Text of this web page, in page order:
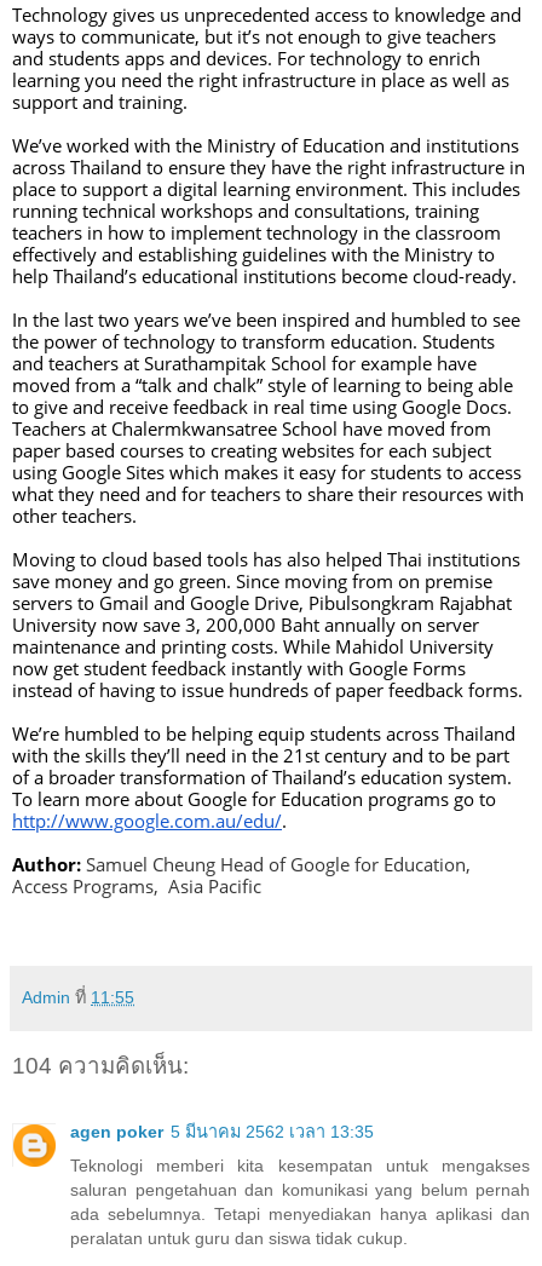
Technology gives us unprecedented access to knowledge and
ways to communicate, but it’s not enough to give teachers
and students apps and devices. For technology to enrich
learning you need the right infrastructure in place as well as
support and training.
We’ve worked with the Ministry of Education and institutions
across Thailand to ensure they have the right infrastructure in
place to support a digital learning environment. This includes
running technical workshops and consultations, training
teachers in how to implement technology in the classroom
effectively and establishing guidelines with the Ministry to
help Thailand’s educational institutions become cloud-ready.
In the last two years we’ve been inspired and humbled to see
the power of technology to transform education. Students
and teachers at Surathampitak School for example have
moved from a “talk and chalk” style of learning to being able
to give and receive feedback in real time using Google Docs.
Teachers at Chalermkwansatree School have moved from
paper based courses to creating websites for each subject
using Google Sites which makes it easy for students to access
what they need and for teachers to share their resources with
other teachers.
Moving to cloud based tools has also helped Thai institutions
save money and go green. Since moving from on premise
servers to Gmail and Google Drive, Pibulsongkram Rajabhat
University now save 3, 200,000 Baht annually on server
maintenance and printing costs. While Mahidol University
now get student feedback instantly with Google Forms
instead of having to issue hundreds of paper feedback forms.
We’re humbled to be helping equip students across Thailand
with the skills they’ll need in the 21st century and to be part
of a broader transformation of Thailand’s education system.
http://www.google.com.au/edu/.
Author: Samuel Cheung Head of Google for Education,
Access Programs,  Asia Pacific
Admin ที่ 11:55
104 ความคิดเห็น:
agen poker 5 มีนาคม 2562 เวลา 13:35
Teknologi memberi kita kesempatan untuk mengakses
saluran pengetahuan dan komunikasi yang belum pernah
ada sebelumnya. Tetapi menyediakan hanya aplikasi dan
peralatan untuk guru dan siswa tidak cukup.